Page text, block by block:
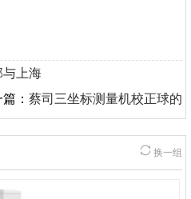
与上海
： 蔡司三坐标测量机校正球的
换一组